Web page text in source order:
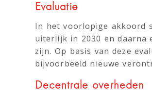
Evaluatie
In het voorlopige akkoord
uiterlijk in 2030 en daarna
zijn. Op basis van deze
bijvoorbeeld nieuwe
Decentrale overheden